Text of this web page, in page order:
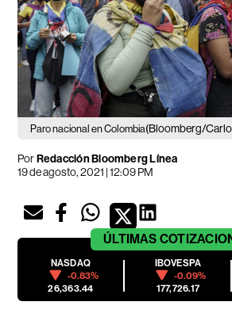
Paro nacional en Colombia(Bloomberg/
PorRedacción Bloomberg Línea
19 de agosto, 2021 | 12:09 PM
ÚLTIMAS
NASDAQ
-0.83%
26,363.44
IBOVESPA
-0.09%
177,726.17